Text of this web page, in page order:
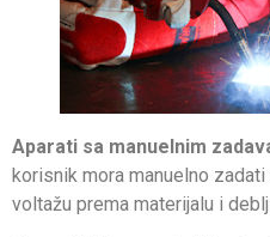
Aparati sa manuelnim
korisnik mora manuelno
voltažu prema materijalu i